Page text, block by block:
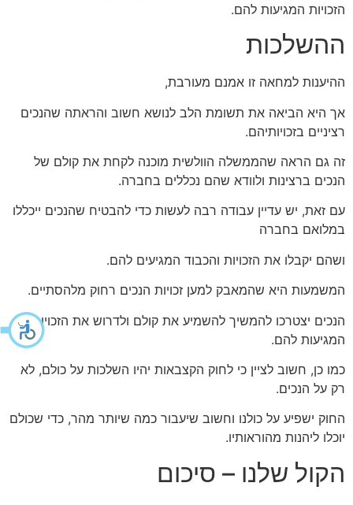
הזכויות המגיעות להם.
ההשלכות
ההיענות למחאה זו אמנם מעורבת,
אך היא הביאה את תשומת הלב לנושא חשוב והראתה שהנכים
רציניים בזכויותיהם.
זה גם הראה שהממשלה הוולשית מוכנה לקחת את קולם של
הנכים ברצינות ולוודא שהם נכללים בחברה.
עם זאת, יש עדיין עבודה רבה לעשות כדי להבטיח שהנכים ייכללו
במלואם בחברה
ושהם יקבלו את הזכויות והכבוד המגיעים להם.
המשמעות היא שהמאבק למען זכויות הנכים רחוק מלהסתיים.
הנכים יצטרכו להמשיך להשמיע את קולם ולדרוש את הזכויות
המגיעות להם.
כמו כן, חשוב לציין כי לחוק הקצבאות יהיו השלכות על כולם, לא
רק על הנכים.
החוק ישפיע על כולנו וחשוב שיעבור כמה שיותר מהר, כדי שכולם
יוכלו ליהנות מהוראותיו.
הקול שלנו – סיכום